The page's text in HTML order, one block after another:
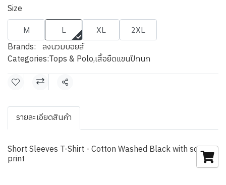
Size
M L XL 2XL
Brands: ลงนวมบอยส์
Categories:Tops & Polo,เสื้อยืดแขนปีกนก
Share
รายละเอียดสินค้า
Short Sleeves T-Shirt - Cotton Washed Black with screen
print